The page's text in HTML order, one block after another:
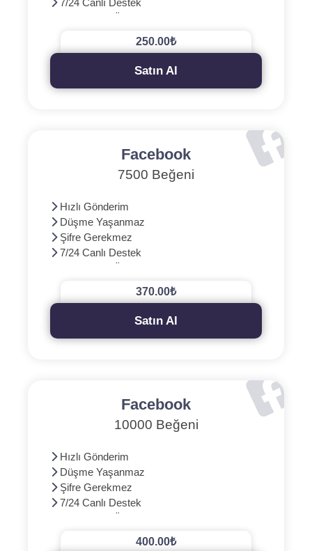
7/24 Canlı Destek
250.00₺
Satın Al
Facebook
7500 Beğeni
Hızlı Gönderim
Düşme Yaşanmaz
Şifre Gerekmez
7/24 Canlı Destek
370.00₺
Satın Al
Facebook
10000 Beğeni
Hızlı Gönderim
Düşme Yaşanmaz
Şifre Gerekmez
7/24 Canlı Destek
400.00₺